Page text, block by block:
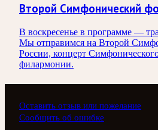
Второй Симфонический
В воскресенье в программе —
Мы отправимся на Второй
России, концерт
филармонии.
Оставить отзыв или пожелание
Сообщить об ошибке